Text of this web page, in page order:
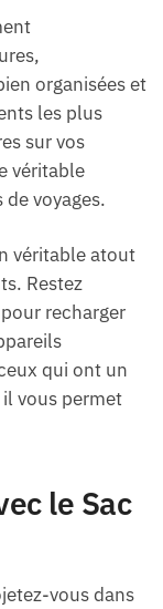
organisées et
les plus
sur vos
véritable
voyages.
véritable atout
Restez
recharger
qui ont un
vous permet
le Sac
vous dans